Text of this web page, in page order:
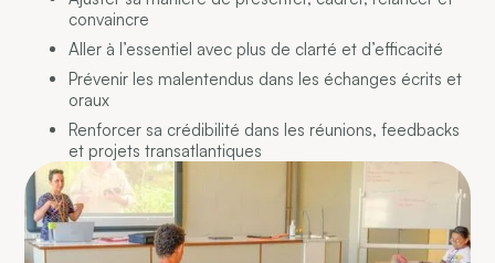
convaincre
Aller à l’essentiel avec plus de clarté et d’efficacité
Prévenir les malentendus dans les échanges écrits et
oraux
Renforcer sa crédibilité dans les réunions, feedbacks
et projets transatlantiques